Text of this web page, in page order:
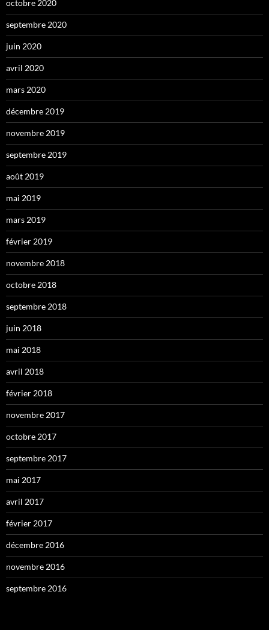
octobre 2020
septembre 2020
juin 2020
avril 2020
mars 2020
décembre 2019
novembre 2019
septembre 2019
août 2019
mai 2019
mars 2019
février 2019
novembre 2018
octobre 2018
septembre 2018
juin 2018
mai 2018
avril 2018
février 2018
novembre 2017
octobre 2017
septembre 2017
mai 2017
avril 2017
février 2017
décembre 2016
novembre 2016
septembre 2016